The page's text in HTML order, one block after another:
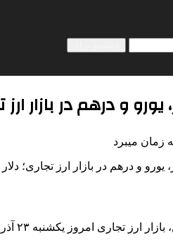
و درهم در بازار
نسبت روز کاری قبل همراه بود، نرخ دلار، درهم و یورو در معاملات امروز این بازار افزایشی است.